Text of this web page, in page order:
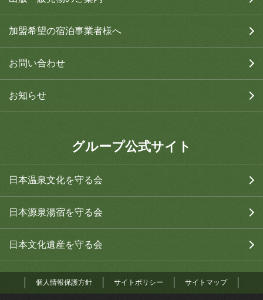
加盟希望の宿泊事業者様へ
お問い合わせ
お知らせ
グループ公式サイト
日本温泉文化を守る会
日本源泉湯宿を守る会
日本文化遺産を守る会
個人情報保護方針 サイトポリシー サイトマップ